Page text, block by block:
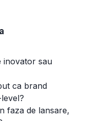
inovator sau
ca brand
faza de lansare,